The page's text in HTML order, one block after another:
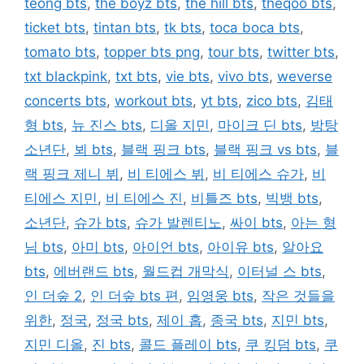
teong bts, the boyz bts, the hill bts, theqoo bts,
ticket bts, tintan bts, tk bts, toca boca bts,
tomato bts, topper bts png, tour bts, twitter bts,
txt blackpink, txt bts, vie bts, vivo bts, weverse
concerts bts, workout bts, yt bts, zico bts, 김태
형 bts, 뉴 진스 bts, 디올 지민, 마이크 딘 bts, 방탕
소년단, 뵈 bts, 블랙 핑크 bts, 블랙 핑크 vs bts, 블
랙 핑크 제니 뷔 , 비 티에스 뷔 , 비 티에스 슈가, 비
티에스 지민, 비 티에스 진, 비틀즈 bts, 빅뱅 bts,
소년단, 슈가 bts, 슈가 발렌티노, 싸이 bts, 아는 형
님 bts, 아미 bts, 아이언 bts, 아이유 bts, 알아요
bts, 에버랜드 bts, 월드컵 개막식, 이터널 스 bts,
인 더숲 2, 인 더숲 bts 편, 임영웅 bts, 작은 것들을
위한, 정국, 정국 bts, 제이 홉, 종국 bts, 지민 bts,
지민 디올, 진 bts, 콜드 플레이 bts, 쿠 킹덤 bts, 쿠